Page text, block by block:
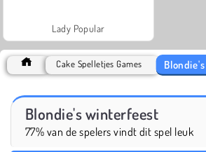
Lady Popular
Cake Spelletjes Games
Blondie's winterfeest
77% van de spelers vindt dit spel leuk